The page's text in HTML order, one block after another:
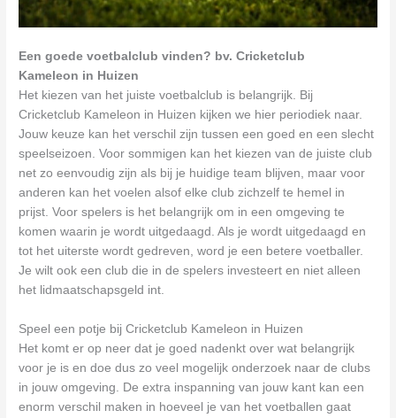
Een goede voetbalclub vinden? bv. Cricketclub
Kameleon in Huizen
Het kiezen van het juiste voetbalclub is belangrijk. Bij
Cricketclub Kameleon in Huizen kijken we hier periodiek naar.
Jouw keuze kan het verschil zijn tussen een goed en een slecht
speelseizoen. Voor sommigen kan het kiezen van de juiste club
net zo eenvoudig zijn als bij je huidige team blijven, maar voor
anderen kan het voelen alsof elke club zichzelf te hemel in
prijst. Voor spelers is het belangrijk om in een omgeving te
komen waarin je wordt uitgedaagd. Als je wordt uitgedaagd en
tot het uiterste wordt gedreven, word je een betere voetballer.
Je wilt ook een club die in de spelers investeert en niet alleen
het lidmaatschapsgeld int.
Speel een potje bij Cricketclub Kameleon in Huizen
Het komt er op neer dat je goed nadenkt over wat belangrijk
voor je is en doe dus zo veel mogelijk onderzoek naar de clubs
in jouw omgeving. De extra inspanning van jouw kant kan een
enorm verschil maken in hoeveel je van het voetballen gaat